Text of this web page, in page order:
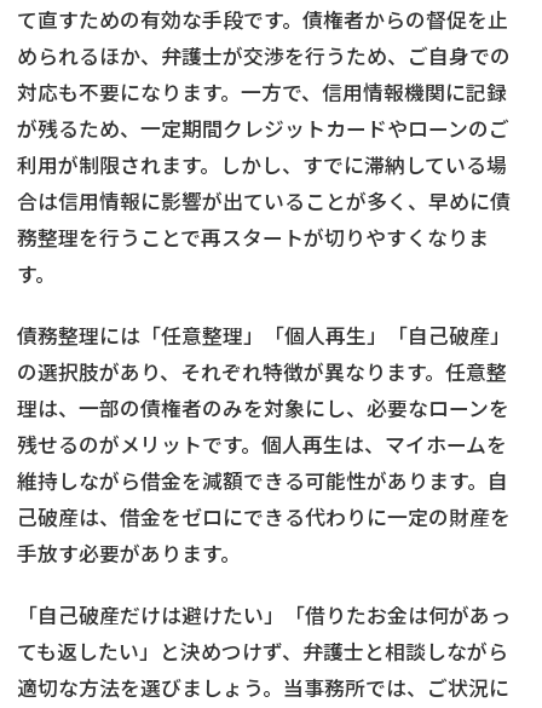
て直すための有効な手段です。債権者からの督促を止
められるほか、弁護士が交渉を行うため、ご自身での
対応も不要になります。一方で、信用情報機関に記録
が残るため、一定期間クレジットカードやローンのご
利用が制限されます。しかし、すでに滞納している場
合は信用情報に影響が出ていることが多く、早めに債
務整理を行うことで再スタートが切りやすくなりま
す。
債務整理には「任意整理」「個人再生」「自己破産」
の選択肢があり、それぞれ特徴が異なります。任意整
理は、一部の債権者のみを対象にし、必要なローンを
残せるのがメリットです。個人再生は、マイホームを
維持しながら借金を減額できる可能性があります。自
己破産は、借金をゼロにできる代わりに一定の財産を
手放す必要があります。
「自己破産だけは避けたい」「借りたお金は何があっ
ても返したい」と決めつけず、弁護士と相談しながら
適切な方法を選びましょう。当事務所では、ご状況に